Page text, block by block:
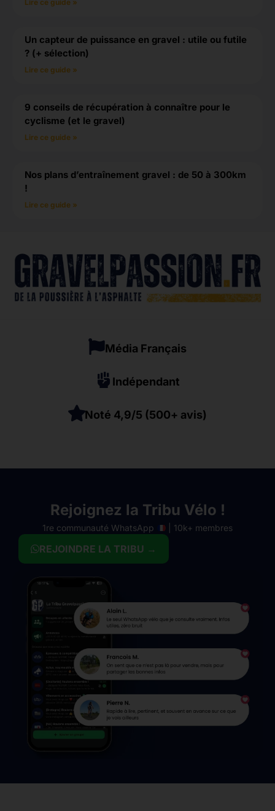
Lire ce guide »
Un capteur de puissance en gravel : utile ou futile
? (+ sélection)
Lire ce guide »
9 conseils de récupération à connaître pour le
cyclisme (et le gravel)
Lire ce guide »
Nos plans d’entraînement gravel : de 50 à 300km
!
Lire ce guide »
Média Français
Indépendant
Noté 4,9/5 (500+ avis)
Rejoignez la Tribu Vélo !
1re communauté WhatsApp | 10k+ membres
REJOINDRE LA TRIBU →